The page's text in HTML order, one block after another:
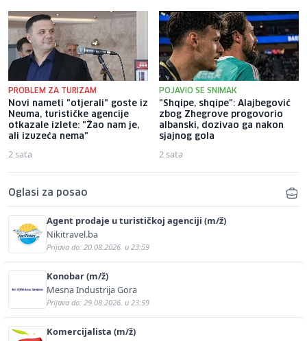
PROBLEM ZA TURIZAM
Novi nameti "otjerali" goste iz
Neuma, turističke agencije
otkazale izlete: "Žao nam je,
ali izuzeća nema"
2 sata
POJAVIO SE SNIMAK
"Shqipe, shqipe": Alajbegović
zbog Zhegrove progovorio
albanski, dozivao ga nakon
sjajnog gola
2 sata
Oglasi za posao
Agent prodaje u turističkoj agenciji (m/ž)
Nikitravel.ba
Prijava do: 20.08.2026. u 23:59
Konobar (m/ž)
Mesna Industrija Gora
Prijava do: 29.08.2026. u 23:59
Komercijalista (m/ž)